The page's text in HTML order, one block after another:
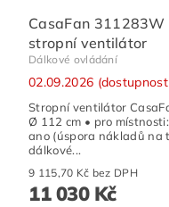
CasaFan 311283W
stropní ventilátor
Dálkové ovládání
02.09.2026
Stropní ventilátor
Ø 112 cm • pro
ano (úspora nákladů na
dálkové...
9 115,70 Kč bez DPH
11 030 Kč